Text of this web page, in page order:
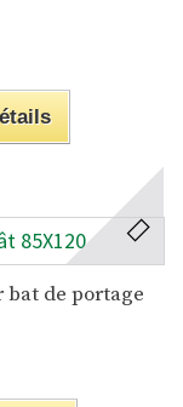
bat de portage